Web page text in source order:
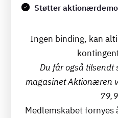
Støtter
Ingen binding, kan
Du får også tilsendt
magasinet Aktionæren
Medlemskabet fornyes